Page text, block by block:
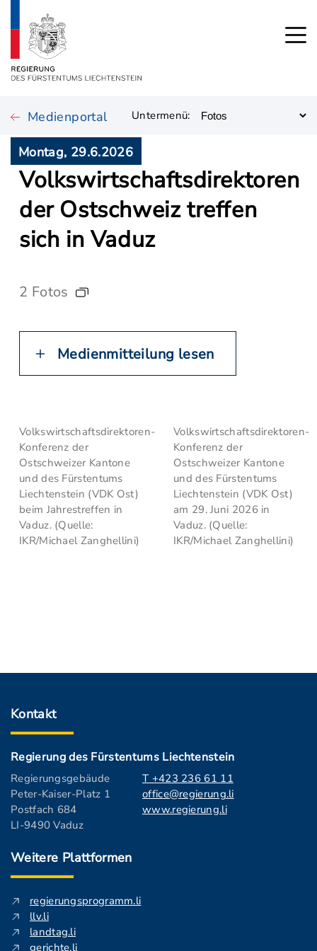
Medienportal Untermenü:
Montag, 29.6.2026
Volkswirtschaftsdirektoren
der Ostschweiz treffen
sich in Vaduz
2 Fotos
Medienmitteilung lesen
Volkswirtschaftsdirektoren-
Konferenz der
Ostschweizer Kantone
und des Fürstentums
Liechtenstein (VDK Ost)
beim Jahrestreffen in
Vaduz. (Quelle:
IKR/Michael Zanghellini)
Volkswirtschaftsdirektoren-
Konferenz der
Ostschweizer Kantone
und des Fürstentums
Liechtenstein (VDK Ost)
am 29. Juni 2026 in
Vaduz. (Quelle:
IKR/Michael Zanghellini)
Kontakt
Regierung des Fürstentums Liechtenstein
Regierungsgebäude
Peter-Kaiser-Platz 1
Postfach 684
LI-9490 Vaduz
T +423 236 61 11
office@regierung.li
www.regierung.li
Weitere Plattformen
regierungsprogramm.li
llv.li
landtag.li
gerichte.li